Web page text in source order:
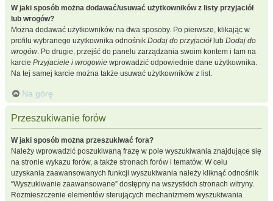
W jaki sposób można dodawać/usuwać użytkowników z listy przyjaciół
lub wrogów?
Można dodawać użytkowników na dwa sposoby. Po pierwsze, klikając w
profilu wybranego użytkownika odnośnik Dodaj do przyjaciół lub Dodaj do
wrogów. Po drugie, przejść do panelu zarządzania swoim kontem i tam na
karcie Przyjaciele i wrogowie wprowadzić odpowiednie dane użytkownika.
Na tej samej karcie można także usuwać użytkowników z list.
Na górę
Przeszukiwanie forów
W jaki sposób można przeszukiwać fora?
Należy wprowadzić poszukiwaną frazę w pole wyszukiwania znajdujące się
na stronie wykazu forów, a także stronach forów i tematów. W celu
uzyskania zaawansowanych funkcji wyszukiwania należy kliknąć odnośnik
“Wyszukiwanie zaawansowane” dostępny na wszystkich stronach witryny.
Rozmieszczenie elementów sterujących mechanizmem wyszukiwania